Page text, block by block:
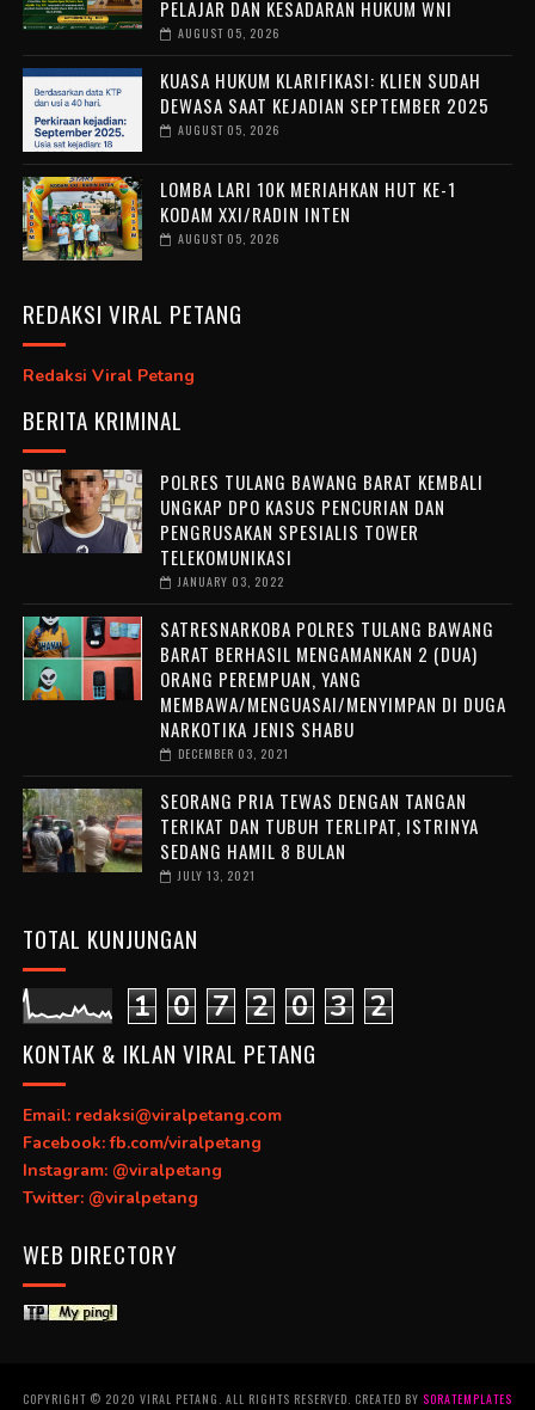
PELAJAR DAN KESADARAN HUKUM WNI
AUGUST 05, 2026
KUASA HUKUM KLARIFIKASI: KLIEN SUDAH
DEWASA SAAT KEJADIAN SEPTEMBER 2025
AUGUST 05, 2026
LOMBA LARI 10K MERIAHKAN HUT KE-1
KODAM XXI/RADIN INTEN
AUGUST 05, 2026
REDAKSI VIRAL PETANG
Redaksi Viral Petang
BERITA KRIMINAL
POLRES TULANG BAWANG BARAT KEMBALI
UNGKAP DPO KASUS PENCURIAN DAN
PENGRUSAKAN SPESIALIS TOWER
TELEKOMUNIKASI
JANUARY 03, 2022
SATRESNARKOBA POLRES TULANG BAWANG
BARAT BERHASIL MENGAMANKAN 2 (DUA)
ORANG PEREMPUAN, YANG
MEMBAWA/MENGUASAI/MENYIMPAN DI DUGA
NARKOTIKA JENIS SHABU
DECEMBER 03, 2021
SEORANG PRIA TEWAS DENGAN TANGAN
TERIKAT DAN TUBUH TERLIPAT, ISTRINYA
SEDANG HAMIL 8 BULAN
JULY 13, 2021
TOTAL KUNJUNGAN
1 0 7 2 0 3 2
KONTAK & IKLAN VIRAL PETANG
Email: redaksi@viralpetang.com
Facebook: fb.com/viralpetang
Instagram: @viralpetang
Twitter: @viralpetang
WEB DIRECTORY
COPYRIGHT © 2020 VIRAL PETANG. ALL RIGHTS RESERVED. CREATED BY SORATEMPLATES